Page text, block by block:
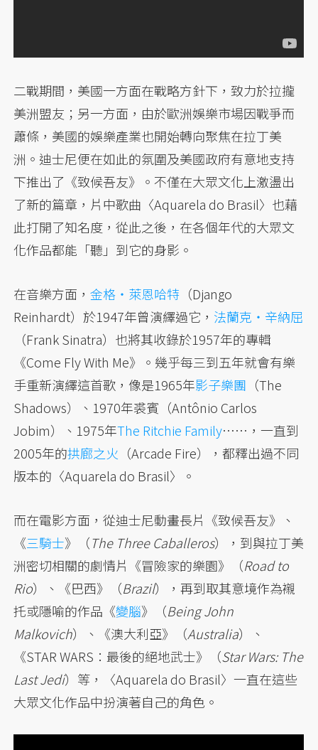
二戰期間，美國一方面在戰略方針下，致力於拉攏
美洲盟友；另一方面，由於歐洲娛樂市場因戰爭而
蕭條，美國的娛樂產業也開始轉向聚焦在拉丁美
洲。迪士尼便在如此的氛圍及美國政府有意地支持
下推出了《致候吾友》。不僅在大眾文化上激盪出
了新的篇章，片中歌曲〈Aquarela do Brasil〉也藉
此打開了知名度，從此之後，在各個年代的大眾文
化作品都能「聽」到它的身影。
在音樂方面，金格・萊恩哈特 （Django
Reinhardt）於1947年曾演繹過它， 法蘭克・辛納屈
（Frank Sinatra）也將其收錄於1957年的專輯
《Come Fly With Me》。幾乎每三到五年就會有樂
手重新演繹這首歌，像是1965年影子樂團 （The
Shadows）、1970年裘賓（Antônio Carlos
Jobim）、1975年The Ritchie Family……，一直到
2005年的拱廊之火 （Arcade Fire），都釋出過不同
版本的〈Aquarela do Brasil〉。
而在電影方面，從迪士尼動畫長片《致候吾友》、
《三騎士》（The Three Caballeros），到與拉丁美
洲密切相關的劇情片《冒險家的樂園》（Road to
Rio）、《巴西》（Brazil），再到取其意境作為襯
托或隱喻的作品《變腦》（Being John
Malkovich）、《澳大利亞》（Australia）、
《STAR WARS：最後的絕地武士》（Star Wars: The
Last Jedi）等，〈Aquarela do Brasil〉一直在這些
大眾文化作品中扮演著自己的角色。